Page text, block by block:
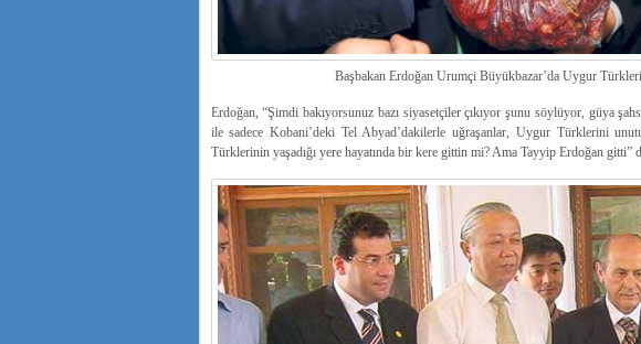
Başbakan Erdoğan Urumçi Büyükbazar’da Uygur Türkleri
Erdoğan, “Şimdi bakıyorsunuz bazı siyasetçiler çıkıyor şunu söylüyor, güya
ile sadece Kobani’deki Tel Abyad’dakilerle uğraşanlar, Uygur Türklerini
Türklerinin yaşadığı yere hayatında bir kere gittin mi? Ama Tayyip Erdoğan gitti”